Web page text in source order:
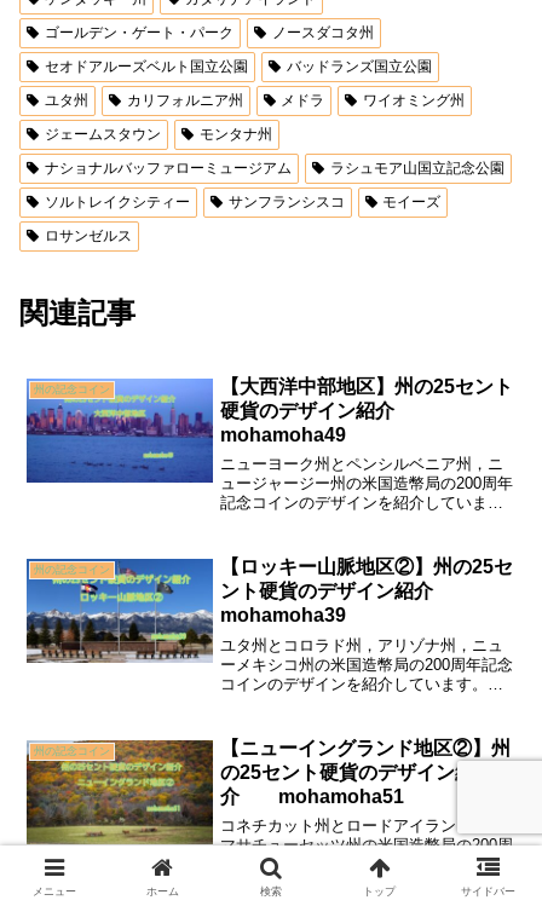
ゴールデン・ゲート・パーク
ノースダコタ州
セオドアルーズベルト国立公園
バッドランズ国立公園
ユタ州
カリフォルニア州 メドラ
ワイオミング州
ジェームスタウン
モンタナ州
ナショナルバッファローミュージアム
ラシュモア山国立記念公園
ソルトレイクシティー
サンフランシスコ
モイーズ
ロサンゼルス
関連記事
州の記念コイン
【大西洋中部地区】州の25セント
硬貨のデザイン紹介
mohamoha49
ニューヨーク州とペンシルベニア州，ニ
ュージャージー州の米国造幣局の200周年
記念コインのデザインを紹介していま
立公園」などを紹介しています。
州の記念コイン
【ロッキー山脈地区②】州の25セ
ント硬貨のデザイン紹介
mohamoha39
ユタ州とコロラド州，アリゾナ州，ニュ
ーメキシコ州の米国造幣局の200周年記念
コインのデザインを紹介しています。
のシンボル」などを紹介しています。
州の記念コイン
【ニューイングランド地区②】州
の25セント硬貨のデザイン紹
介 mohamoha51
コネチカット州とロードアイランド州，
マサチューセッツ州の米国造幣局の200周
年記念コインのデザインを紹介していま
す。「チャーター・オーク」「アメリカ
メニュー ホーム 検索 トップ サイドバー